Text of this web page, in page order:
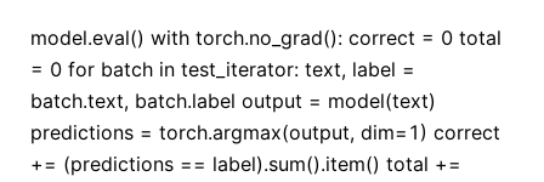
model.eval() with torch.no_grad(): correct = 0 total
= 0 for batch in test_iterator: text, label =
batch.text, batch.label output = model(text)
predictions = torch.argmax(output, dim=1) correct
+= (predictions == label).sum().item() total +=